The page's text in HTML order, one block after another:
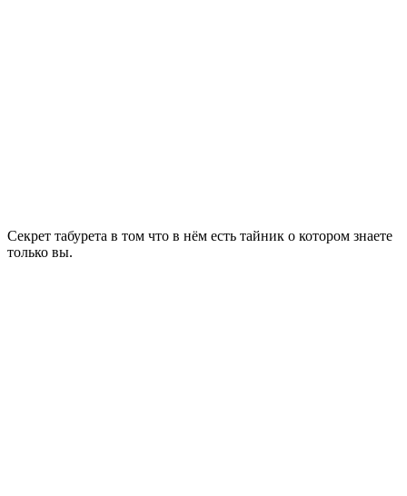
Секрет табурета в том что в нём есть тайник о котором знаете
только вы.